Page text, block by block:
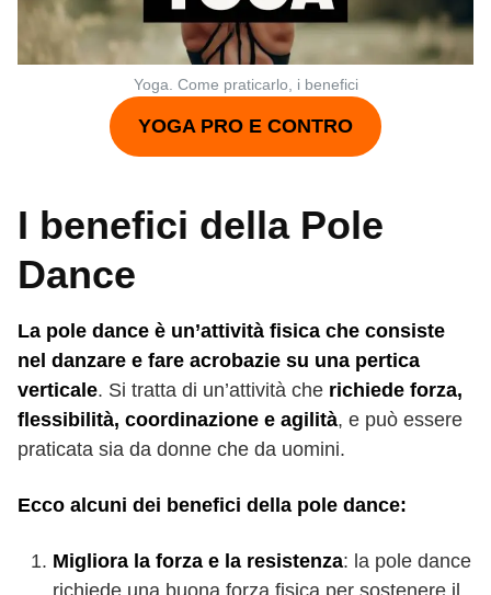
Yoga. Come praticarlo, i benefici
YOGA PRO E CONTRO
I benefici della Pole
Dance
La pole dance è un’attività fisica che consiste
nel danzare e fare acrobazie su una pertica
verticale. Si tratta di un’attività che richiede forza,
flessibilità, coordinazione e agilità, e può essere
praticata sia da donne che da uomini.
Ecco alcuni dei benefici della pole dance:
Migliora la forza e la resistenza: la pole dance